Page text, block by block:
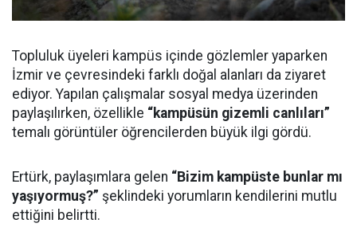
Topluluk üyeleri kampüs içinde gözlemler yaparken
İzmir ve çevresindeki farklı doğal alanları da ziyaret
ediyor. Yapılan çalışmalar sosyal medya üzerinden
paylaşılırken, özellikle “kampüsün gizemli canlıları”
temalı görüntüler öğrencilerden büyük ilgi gördü.
Ertürk, paylaşımlara gelen “Bizim kampüste bunlar mı
yaşıyormuş?” şeklindeki yorumların kendilerini mutlu
ettiğini belirtti.